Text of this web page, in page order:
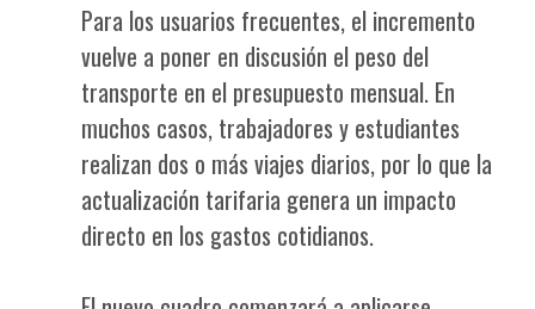
Para los usuarios frecuentes, el incremento
vuelve a poner en discusión el peso del
transporte en el presupuesto mensual. En
muchos casos, trabajadores y estudiantes
realizan dos o más viajes diarios, por lo que la
actualización tarifaria genera un impacto
directo en los gastos cotidianos.